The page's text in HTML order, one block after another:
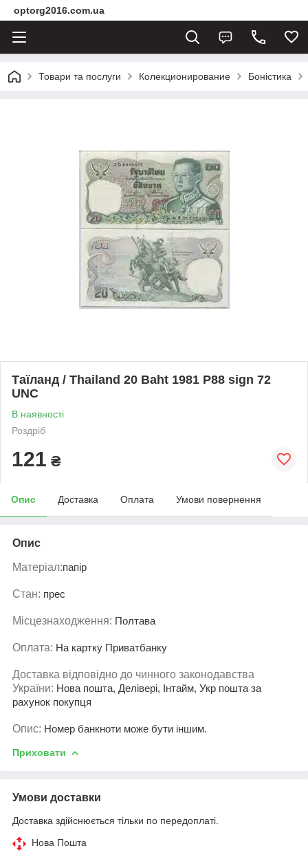
optorg2016.com.ua
Товари та послуги Колекционирование Боністика
Таїланд / Thailand 20 Baht 1981 P88 sign 72
UNC
В наявності
Роздріб
121 ₴
Опис Доставка Оплата Умови повернення
Опис
Матеріал:папір
Стан: прес
Місцезнаходження: Полтава
Оплата: На картку Приватбанку
Доставка відповідно до чинного законодавства
України: Нова пошта, Делівері, Інтайм, Укр пошта за
рахунок покупця
Опис: Номер банкноти може бути іншим.
Приховати
Умови доставки
Доставка здійснюється тільки по передоплаті.
Нова Пошта